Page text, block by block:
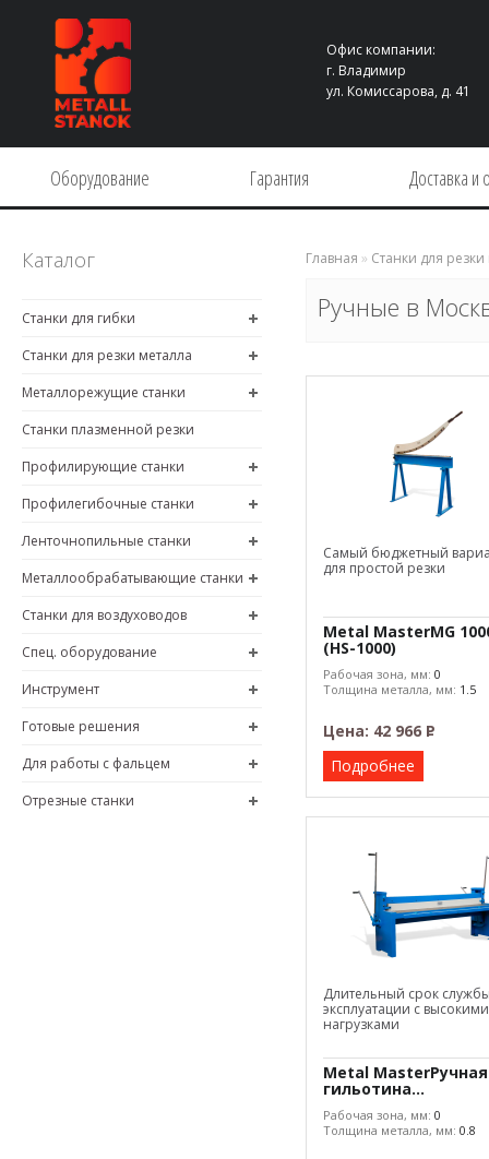
Офис компании:
г. Владимир
ул. Комиссарова, д. 41
Оборудование Гарантия Доставка и
Каталог
Станки для гибки
Станки для резки металла
Металлорежущие станки
Станки плазменной резки
Профилирующие станки
Профилегибочные станки
Ленточнопильные станки
Металлообрабатывающие станки
Станки для воздуховодов
Спец. оборудование
Инструмент
Готовые решения
Для работы с фальцем
Отрезные станки
Главная » Станки для
Ручные в
Самый бюджетный
для простой резки
Metal MasterMG
(HS-1000)
Рабочая зона, мм: 0
Толщина металла, мм: 1.5
Цена: 42 966 Р
–
Подробнее
Длительный срок
эксплуатации с высокими
нагрузками
Metal MasterРучная
гильотина...
Рабочая зона, мм: 0
Толщина металла, мм: 0.8